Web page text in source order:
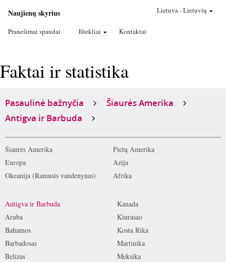
Naujienų skyrius
Pranešimai spaudai Ištekliai Kontaktai
Lietuva-Lietuvių
Faktai ir statistika
Pasaulinė bažnyčia
Šiaurės Amerika
Antigva ir Barbuda
Šiaurės Amerika
Pietų Amerika
Europa
Azija
Okeanija (Ramusis vandenynas)
Afrika
Antigva ir Barbuda
Aruba
Bahamos
Barbadosas
Belizas
Kanada
Kiurasao
Kosta Rika
Martinika
Meksika